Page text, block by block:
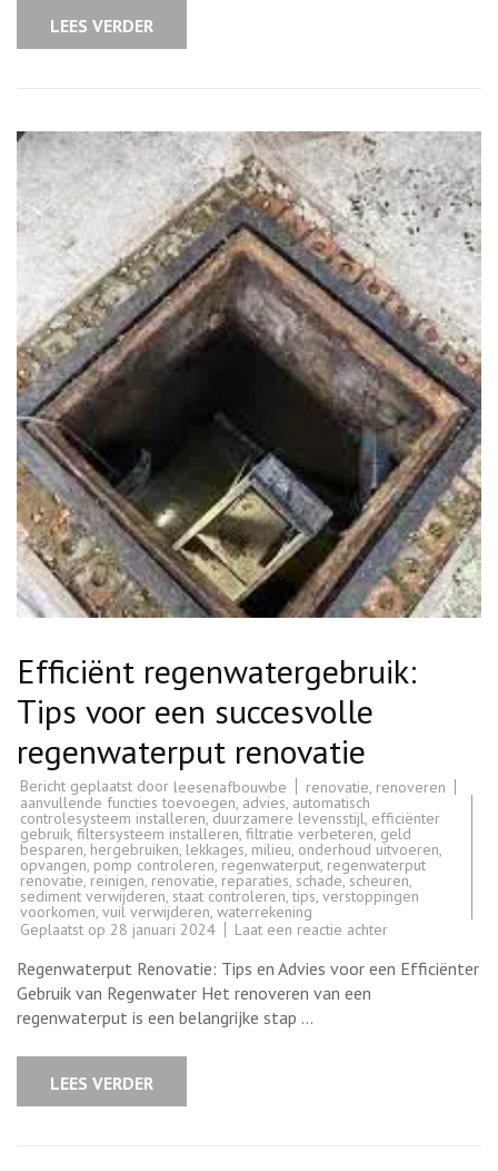
LEES VERDER
Efficiënt regenwatergebruik:
Tips voor een succesvolle
regenwaterput renovatie
Bericht geplaatst door leesenafbouwbe renovatie, renoveren
aanvullende functies toevoegen, advies, automatisch
controlesysteem installeren, duurzamere levensstijl, efficiënter
gebruik, filtersysteem installeren, filtratie verbeteren, geld
besparen, hergebruiken, lekkages, milieu, onderhoud uitvoeren,
opvangen, pomp controleren, regenwaterput, regenwaterput
renovatie, reinigen, renovatie, reparaties, schade, scheuren,
sediment verwijderen, staat controleren,tips, verstoppingen
voorkomen, vuil verwijderen, waterrekening
Geplaatst op 28 januari 2024 Laat een reactie achterop
Tips
Regenwaterput Renovatie: Tips en Advies voor een Efficiënter
Gebruik van Regenwater Het renoveren van een
regenwaterput is een belangrijke stap …
LEES VERDER